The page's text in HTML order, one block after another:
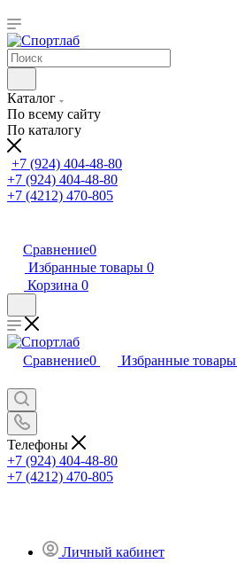
Каталог
По всему сайту
По каталогу
+7 (924) 404-48-80
+7 (924) 404-48-80
+7 (4212) 470-805
Сравнение0
Избранные товары 0
Корзина 0
Сравнение0 Избранные товары
Телефоны
+7 (924) 404-48-80
+7 (4212) 470-805
Личный кабинет